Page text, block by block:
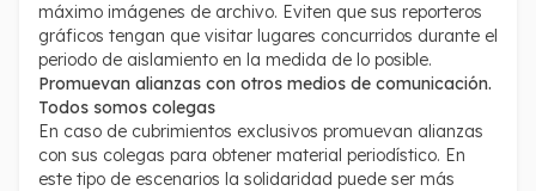
máximo imágenes de archivo. Eviten que sus reporteros
gráficos tengan que visitar lugares concurridos durante el
periodo de aislamiento en la medida de lo posible.
Promuevan alianzas con otros medios de comunicación.
Todos somos colegas
En caso de cubrimientos exclusivos promuevan alianzas
con sus colegas para obtener material periodístico. En
este tipo de escenarios la solidaridad puede ser más